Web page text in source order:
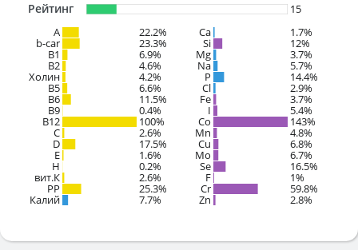
Рейтинг
15
A
22.2%
b-car 23.3%
В1 6.9%
B2 4.6%
Холин 4.2%
B5 6.6%
B6 11.5%
B9 0.4%
B12 100%
C 2.6%
D 17.5%
E 1.6%
H 0.2%
вит.К 2.6%
PP 25.3%
Калий 7.7%
Ca 1.7%
Si 12%
Mg 3.7%
Na 5.7%
P 14.4%
Cl 2.9%
Fe 3.7%
I 5.4%
Co 143%
Mn 4.8%
Cu 6.8%
Mo 6.7%
Se 16.5%
F 1%
Cr 59.8%
Zn 2.8%